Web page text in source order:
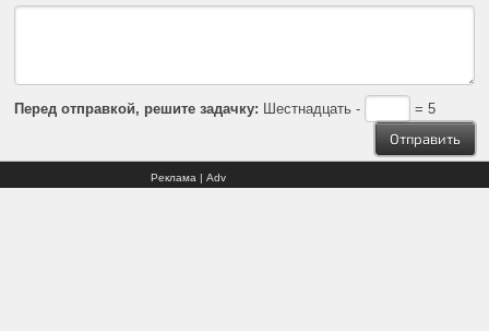
Перед отправкой, решите задачку: Шестнадцать - = 5
Реклама | Adv